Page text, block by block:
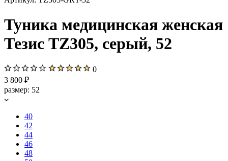
Туника медицинская женская
Тезис TZ305, серый, 52
0
3 800 ₽
размер: 52
40
42
44
46
48